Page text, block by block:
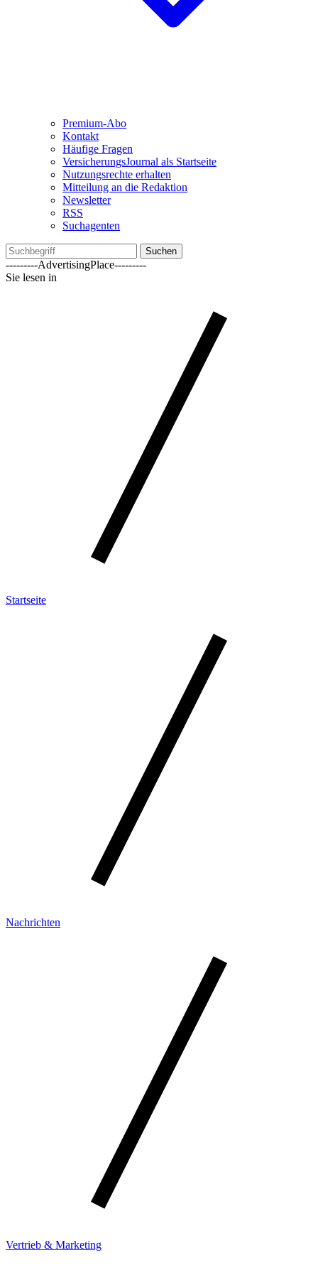
Premium-Abo
Kontakt
Häufige Fragen
VersicherungsJournal als Startseite
Nutzungsrechte erhalten
Mitteilung an die Redaktion
Newsletter
RSS
Suchagenten
Suchen
---------AdvertisingPlace---------
Sie lesen in
Startseite
Nachrichten
Vertrieb & Marketing